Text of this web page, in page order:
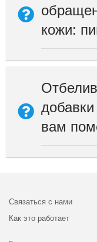
кожи:
вам
Связаться с нами
Как это работает